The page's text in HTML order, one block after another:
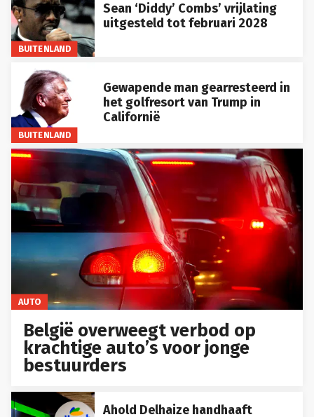
BUITENLAND
Sean ‘Diddy’ Combs’ vrijlating
uitgesteld tot februari 2028
BUITENLAND
Gewapende man gearresteerd in
het golfresort van Trump in
Californië
AUTO
België overweegt verbod op
krachtige auto’s voor jonge
bestuurders
Ahold Delhaize handhaaft